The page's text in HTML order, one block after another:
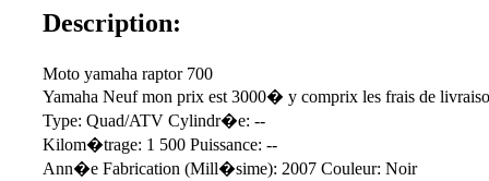
Description:
Moto yamaha raptor 700
Yamaha Neuf mon prix est 3000� y comprix les frais de
Type: Quad/ATV Cylindr�e: --
Kilom�trage: 1 500 Puissance: --
Ann�e Fabrication (Mill�sime): 2007 Couleur: Noir